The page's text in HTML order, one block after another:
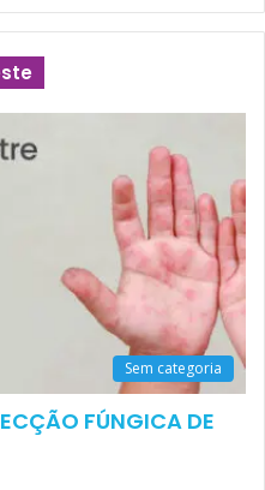
Sem categoria
FÚNGICA DE